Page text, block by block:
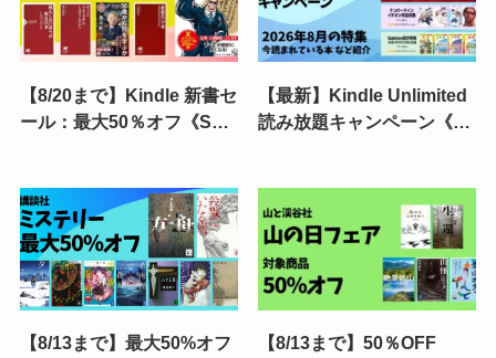
【8/20まで】Kindle 新書セ
ール：最大50％オフ《SB
育てまで。数百円で知識ア
ップデート
【最新】Kindle Unlimited
読み放題キャンペーン《30
特集| 人気ランキング | 2回
目・再入会も可かも
【8/13まで】最大50%オフ
【8/13まで】50％OFF